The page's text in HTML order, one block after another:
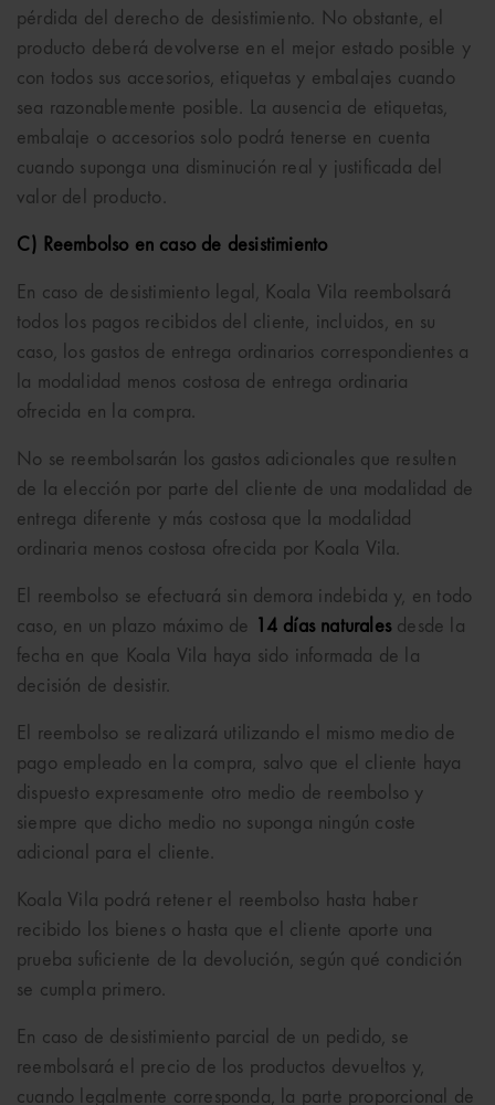
pérdida del derecho de desistimiento. No obstante, el
producto deberá devolverse en el mejor estado posible y
con todos sus accesorios, etiquetas y embalajes cuando
sea razonablemente posible. La ausencia de etiquetas,
embalaje o accesorios solo podrá tenerse en cuenta
cuando suponga una disminución real y justificada del
valor del producto.
C) Reembolso en caso de desistimiento
En caso de desistimiento legal, Koala Vila reembolsará
todos los pagos recibidos del cliente, incluidos, en su
caso, los gastos de entrega ordinarios correspondientes a
la modalidad menos costosa de entrega ordinaria
ofrecida en la compra.
No se reembolsarán los gastos adicionales que resulten
de la elección por parte del cliente de una modalidad de
entrega diferente y más costosa que la modalidad
ordinaria menos costosa ofrecida por Koala Vila.
El reembolso se efectuará sin demora indebida y, en todo
caso, en un plazo máximo de
14 días naturalesdesde la
fecha en que Koala Vila haya sido informada de la
decisión de desistir.
El reembolso se realizará utilizando el mismo medio de
pago empleado en la compra, salvo que el cliente haya
dispuesto expresamente otro medio de reembolso y
siempre que dicho medio no suponga ningún coste
adicional para el cliente.
Koala Vila podrá retener el reembolso hasta haber
recibido los bienes o hasta que el cliente aporte una
prueba suficiente de la devolución, según qué condición
se cumpla primero.
En caso de desistimiento parcial de un pedido, se
reembolsará el precio de los productos devueltos y,
cuando legalmente corresponda, la parte proporcional de